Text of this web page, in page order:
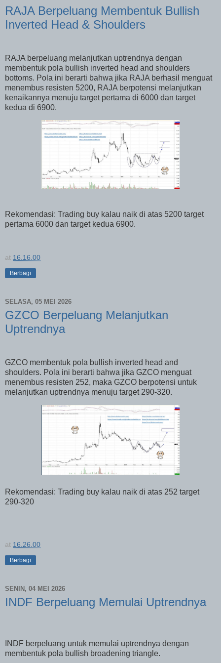
RAJA Berpeluang Membentuk Bullish
Inverted Head & Shoulders
RAJA berpeluang melanjutkan uptrendnya dengan
membentuk pola bullish inverted head and shoulders
bottoms. Pola ini berarti bahwa jika RAJA berhasil menguat
menembus resisten 5200, RAJA berpotensi melanjutkan
kenaikannya menuju target pertama di 6000 dan target
kedua di 6900.
Rekomendasi: Trading buy kalau naik di atas 5200 target
pertama 6000 dan target kedua 6900.
at 16.16.00
Berbagi
SELASA, 05 MEI 2026
GZCO Berpeluang Melanjutkan
Uptrendnya
GZCO membentuk pola bullish inverted head and
shoulders. Pola ini berarti bahwa jika GZCO menguat
menembus resisten 252, maka GZCO berpotensi untuk
melanjutkan uptrendnya menuju target 290-320.
Rekomendasi: Trading buy kalau naik di atas 252 target
290-320
at 16.26.00
Berbagi
SENIN, 04 MEI 2026
INDF Berpeluang Memulai Uptrendnya
INDF berpeluang untuk memulai uptrendnya dengan
membentuk pola bullish broadening triangle.